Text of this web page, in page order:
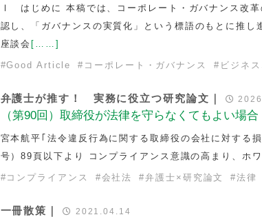
Ⅰ はじめに 本稿では、コーポレート・ガバナンス改
認し、「ガバナンスの実質化」という標語のもとに推
座談会 [……]
#Good Article # コーポレート・ガバナンス # ビジネ
弁護士が推す！ 実務に役立つ研究論文｜
（第90回）取締役が法律を守らなくてもよい場合
宮本航平｢法令違反行為に関する取締役の会社に対する
号）89頁以下より コンプライアンス意識の高まり、ホ
# コンプライアンス #会社法 #弁護士×研究論文 #法律
一冊散策｜ 2021.04.14